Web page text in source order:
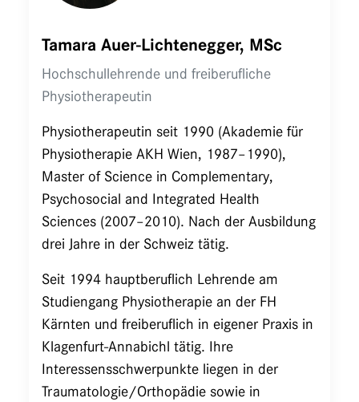
Tamara Auer-Lichtenegger, MSc
Hochschullehrende und freiberufliche
Physiotherapeutin
Physiotherapeutin seit 1990 (Akademie für
Physiotherapie AKH Wien, 1987–1990),
Master of Science in Complementary,
Psychosocial and Integrated Health
Sciences (2007–2010). Nach der Ausbildung
drei Jahre in der Schweiz tätig.
Seit 1994 hauptberuflich Lehrende am
Studiengang Physiotherapie an der FH
Kärnten und freiberuflich in eigener Praxis in
Klagenfurt-Annabichl tätig. Ihre
Interessensschwerpunkte liegen in der
Traumatologie/Orthopädie sowie in